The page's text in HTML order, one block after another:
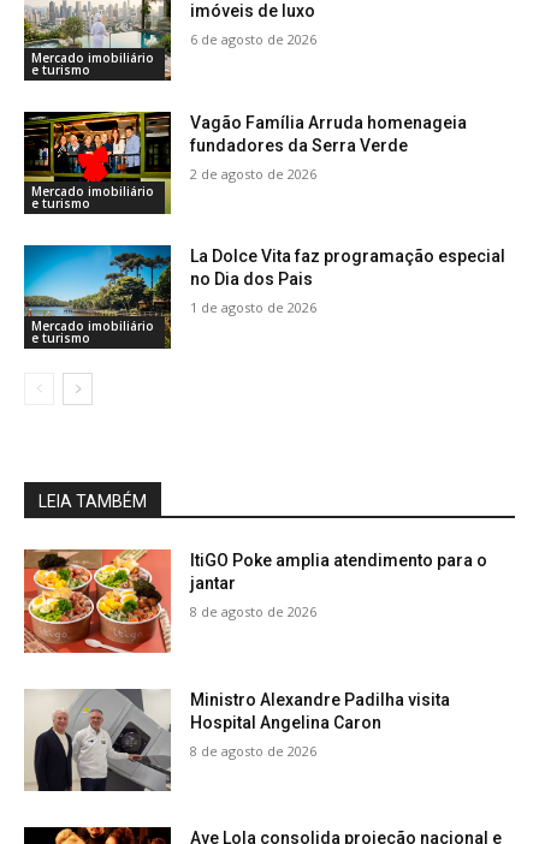
Mercado imobiliário
e turismo
imóveis de luxo
6 de agosto de 2026
Mercado imobiliário
e turismo
Vagão Família Arruda homenageia
fundadores da Serra Verde
2 de agosto de 2026
Mercado imobiliário
e turismo
La Dolce Vita faz programação especial
no Dia dos Pais
1 de agosto de 2026
LEIA TAMBÉM
ItiGO Poke amplia atendimento para o
jantar
8 de agosto de 2026
Ministro Alexandre Padilha visita
Hospital Angelina Caron
8 de agosto de 2026
Ave Lola consolida projeção nacional e